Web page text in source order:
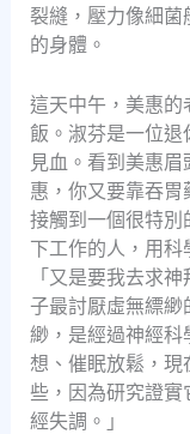
裂縫，壓力像細
的身體。
這天中午，美惠
飯。淑芬是一位
見血。看到美惠
惠，你又要靠吞
接觸到一個很特別
下工作的人，用科
「又是要我去求
子最討厭虛無縹
緲，是經過神經
想、催眠放鬆，現
些，因為研究證實
經失調。」